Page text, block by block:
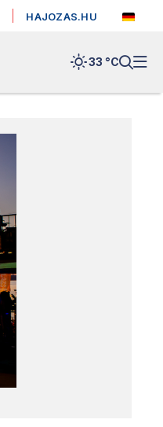
HAJOZAS.HU
33 °C